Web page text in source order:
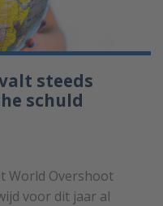
steeds
schuld
World Overshoot
voor dit jaar al